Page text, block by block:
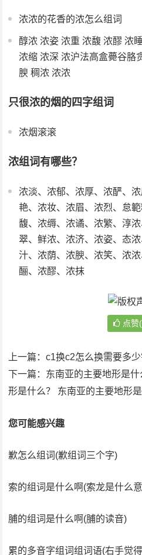
浓浓的花香的浓怎么组词
醇浓 浓姿 浓重 浓馥 浓醪 浓
浓缩 浓深 浓沪法高盒薨谷胳
腴 稠浓 浓浓
只很浓的烟的四字组词
浓烟滚滚
浓组词有哪些？
浓淡、浓郁、浓厚、浓酽、
艳、浓妆、浓眉、浓烈、怠
馥、浓缛、浓谲、浓繁、淳
翠、鲜浓、浓济、浓姿、态
汁、浓荫、浓腴、浓笑、浓
酾、浓醪、浓抹
点赞
上一篇：c1换c2怎么换需要多
下一篇： 东南亚的主要地形是
形是什么？ 东南亚的主要地形
您可能感兴趣
歉怎么组词(歉组词三个字)
索的组词是什么啊(索龙是什么
脯的组词是什么啊(脯的读音)
累的多音字组词组词语(右手觉